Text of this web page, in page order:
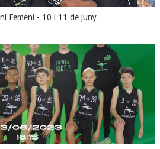
Femení - 10 i 11 de juny